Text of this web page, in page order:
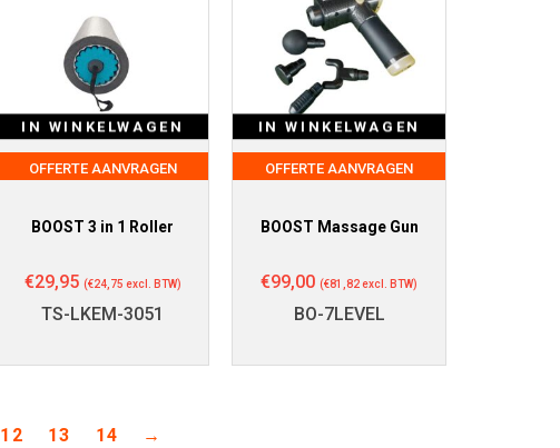
IN WINKELWAGEN
OFFERTE AANVRAGEN
BOOST 3 in 1 Roller
€29,95 (€24,75 excl. BTW)
TS-LKEM-3051
IN WINKELWAGEN
OFFERTE AANVRAGEN
BOOST Massage Gun
€99,00 (€81,82excl. BTW)
BO-7LEVEL
12 13 14 →